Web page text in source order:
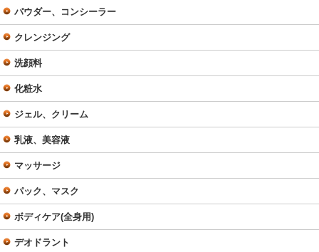
パウダー、コンシーラー
クレンジング
洗顔料
化粧水
ジェル、クリーム
乳液、美容液
マッサージ
パック、マスク
ボディケア(全身用)
デオドラント